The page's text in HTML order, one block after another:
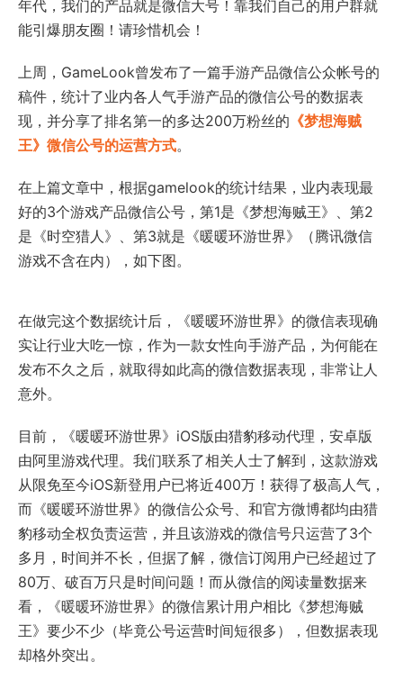
年代，我们的产品就是微信大号！靠我们自己的用户群就
能引爆朋友圈！请珍惜机会！
上周，GameLook曾发布了一篇手游产品微信公众帐号的
稿件，统计了业内各人气手游产品的微信公号的数据表
现，并分享了排名第一的多达200万粉丝的 《梦想海贼
王》微信公号的运营方式。
在上篇文章中，根据gamelook的统计结果，业内表现最
好的3个游戏产品微信公号，第1是《梦想海贼王》、第2
是《时空猎人》、第3就是《暖暖环游世界》（腾讯微信
游戏不含在内），如下图。
在做完这个数据统计后，《暖暖环游世界》的微信表现确
实让行业大吃一惊，作为一款女性向手游产品，为何能在
发布不久之后，就取得如此高的微信数据表现，非常让人
意外。
目前，《暖暖环游世界》iOS版由猎豹移动代理，安卓版
由阿里游戏代理。我们联系了相关人士了解到，这款游戏
从限免至今iOS新登用户已将近400万！获得了极高人气，
而《暖暖环游世界》的微信公众号、和官方微博都均由猎
豹移动全权负责运营，并且该游戏的微信号只运营了3个
多月，时间并不长，但据了解，微信订阅用户已经超过了
80万、破百万只是时间问题！而从微信的阅读量数据来
看，《暖暖环游世界》的微信累计用户相比《梦想海贼
王》要少不少（毕竟公号运营时间短很多），但数据表现
却格外突出。